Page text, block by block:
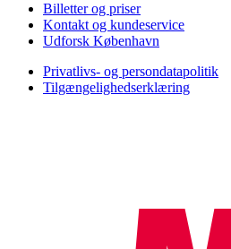
Billetter og priser
Kontakt og kundeservice
Udforsk København
Privatlivs- og persondatapolitik
Tilgængelighedserklæring